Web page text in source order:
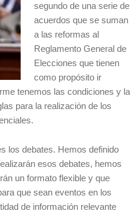
segundo de una serie de
acuerdos que se suman
a las reformas al
Reglamento General de
Elecciones que tienen
como propósito ir
tenemos las condiciones y la
para la realización de los
los debates. Hemos definido
esos debates, hemos
un formato flexible y que
que sean eventos en los
de información relevante